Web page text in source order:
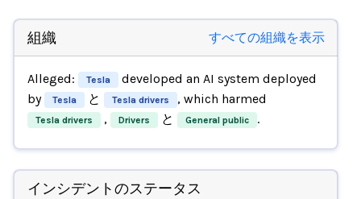
組織 すべての組織を表示
Alleged: Tesla
developed an AI system deployed
by
Tesla と Tesla drivers , which harmed
Tesla drivers , Drivers と General public .
インシデントのステータス